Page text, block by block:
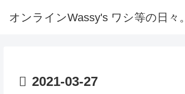
オンラインWassy's ワシ等の日々。
2021-03-27